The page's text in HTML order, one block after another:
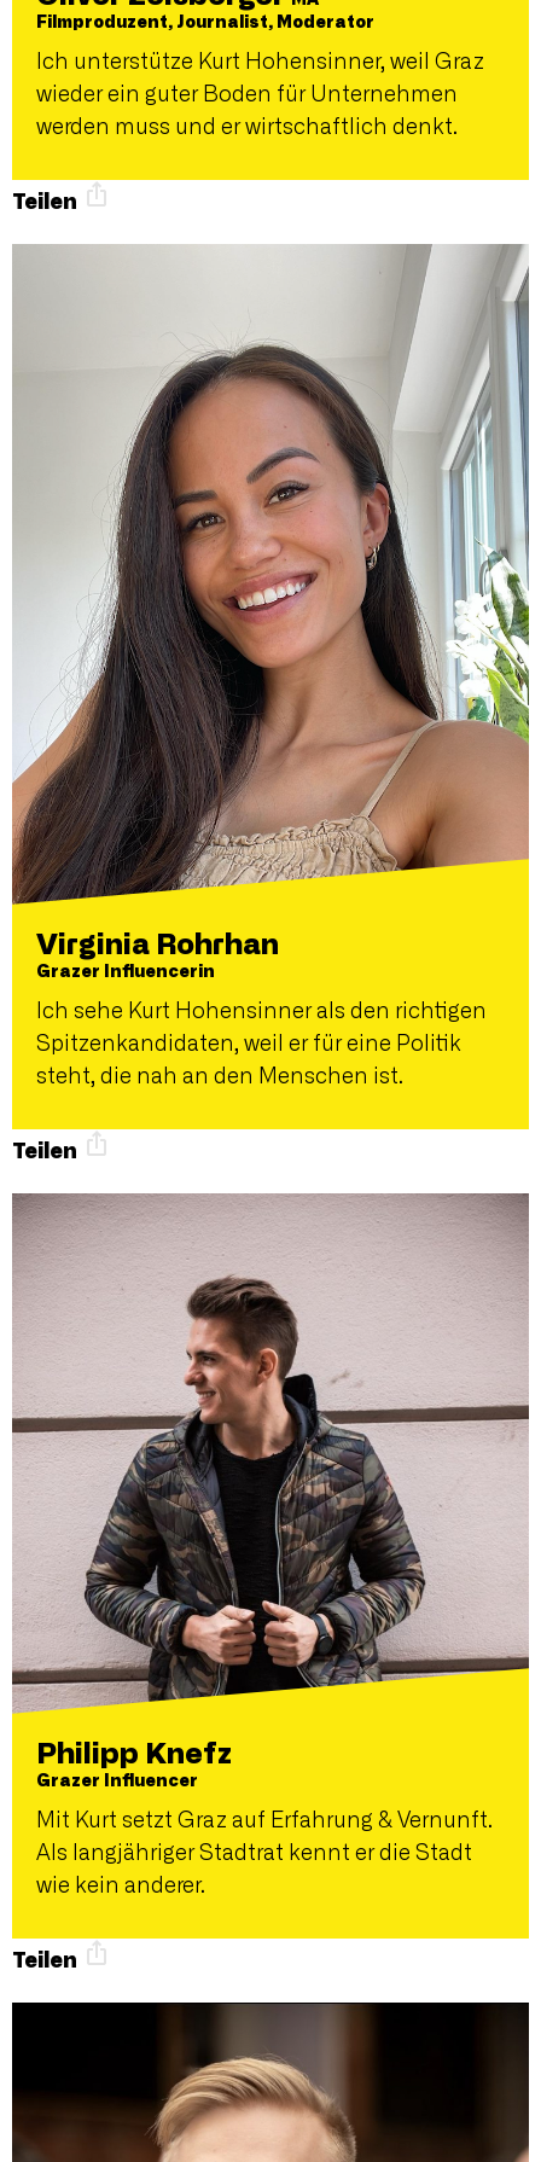
Filmproduzent, Journalist, Moderator
Ich unterstütze Kurt Hohensinner, weil Graz
wieder ein guter Boden für Unternehmen
werden muss und er wirtschaftlich denkt.
Teilen
Virginia Rohrhan
Grazer Influencerin
Ich sehe Kurt Hohensinner als den richtigen
Spitzenkandidaten, weil er für eine Politik
steht, die nah an den Menschen ist.
Teilen
Philipp Knefz
Grazer Influencer
Mit Kurt setzt Graz auf Erfahrung & Vernunft.
Als langjähriger Stadtrat kennt er die Stadt
wie kein anderer.
Teilen